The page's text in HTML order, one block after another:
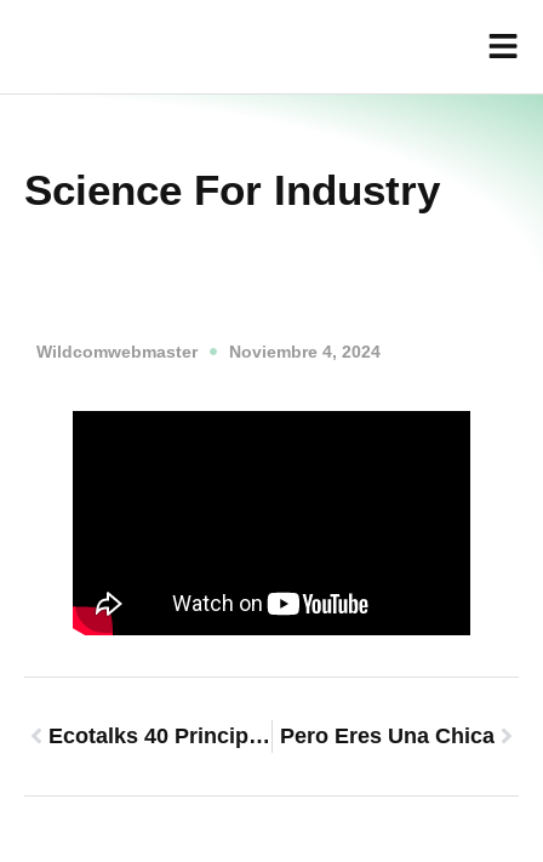
Science For Industry
Wildcomwebmaster Noviembre 4, 2024
Ecotalks 40 Principales Pero Eres Una Chica